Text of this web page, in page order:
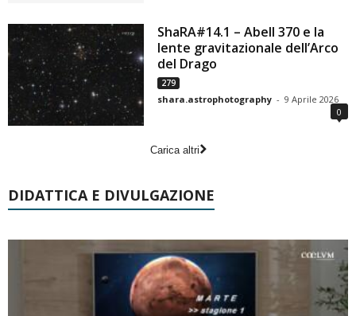
ShaRA#14.1 – Abell 370 e la
lente gravitazionale dell’Arco
del Drago
279
shara.astrophotography - 9 Aprile 2026
0
Carica altri
DIDATTICA E DIVULGAZIONE